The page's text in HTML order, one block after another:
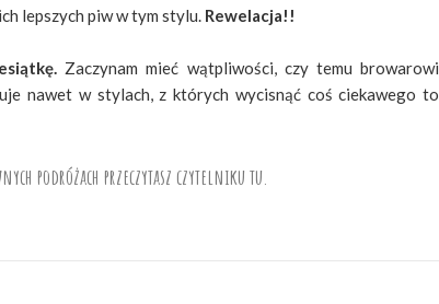
lepszych piw w tym stylu. Rewelacja!!
Zaczynam mieć wątpliwości, czy temu browarowi
nawet w stylach, z których wycisnąć coś ciekawego to
podróżach przeczytasz czytelniku tu.